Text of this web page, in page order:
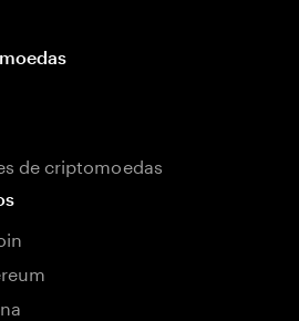
de criptomoedas